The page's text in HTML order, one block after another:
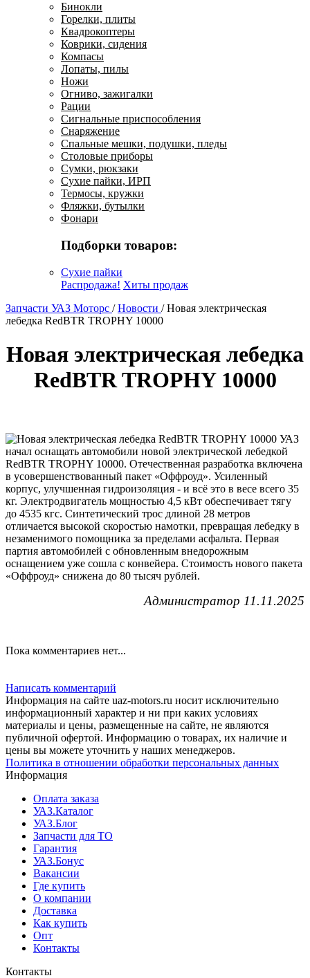
Бинокли
Горелки, плиты
Квадрокоптеры
Коврики, сидения
Компасы
Лопаты, пилы
Ножи
Огниво, зажигалки
Рации
Сигнальные приспособления
Снаряжение
Спальные мешки, подушки, пледы
Столовые приборы
Сумки, рюкзаки
Сухие пайки, ИРП
Термосы, кружки
Фляжки, бутылки
Фонари
Подборки товаров:
Сухие пайки
Распродажа! Хиты продаж
Запчасти УАЗ Моторс / Новости / Новая электрическая
лебедка RedBTR TROPHY 10000
Новая электрическая лебедка
RedBTR TROPHY 10000
УАЗ
начал оснащать автомобили новой электрической лебедкой
RedBTR TROPHY 10000. Отечественная разработка включена
в усовершенствованный пакет «Оффроуд». Усиленный
корпус, улучшенная гидроизоляция - и всё это в весе всего 35
кг. Электродвигатель мощностью 4,5 кВт обеспечивает тягу
до 4535 кгс. Синтетический трос длиной 28 метров
отличается высокой скоростью намотки, превращая лебедку в
незаменимого помощника за пределами асфальта. Первая
партия автомобилей с обновленным внедорожным
оснащением уже сошла с конвейера. Стоимость нового пакета
«Оффроуд» снижена до 80 тысяч рублей.
Администратор 11.11.2025
Пока комментариев нет...
Написать комментарий
Информация на сайте uaz-motors.ru носит исключительно
информационный характер и ни при каких условиях
материалы и цены, размещенные на сайте, не являются
публичной офертой. Информацию о товарах, их наличие и
цены вы можете уточнить у наших менеджеров.
Политика в отношении обработки персональных данных
Информация
Оплата заказа
УАЗ.Каталог
УАЗ.Блог
Запчасти для ТО
Гарантия
УАЗ.Бонус
Вакансии
Где купить
О компании
Доставка
Как купить
Опт
Контакты
Контакты